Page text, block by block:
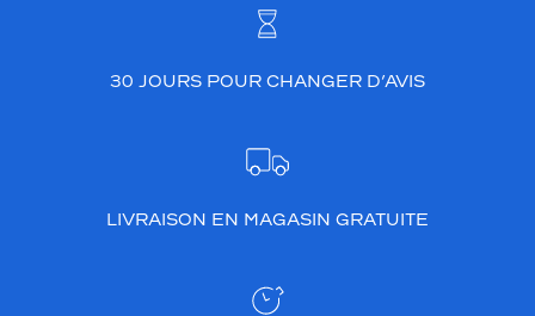
30 JOURS POUR CHANGER D’AVIS
LIVRAISON EN MAGASIN GRATUITE